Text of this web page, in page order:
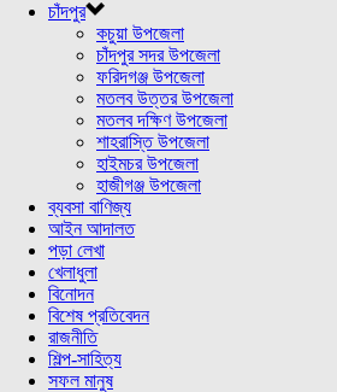
চাঁদপুর
কচুয়া উপজেলা
চাঁদপুর সদর উপজেলা
ফরিদগঞ্জ উপজেলা
মতলব উত্তর উপজেলা
মতলব দক্ষিণ উপজেলা
শাহরাস্তি উপজেলা
হাইমচর উপজেলা
হাজীগঞ্জ উপজেলা
ব্যবসা বাণিজ্য
আইন আদালত
পড়া লেখা
খেলাধুলা
বিনোদন
বিশেষ প্রতিবেদন
রাজনীতি
শিল্প-সাহিত্য
সফল মানুষ